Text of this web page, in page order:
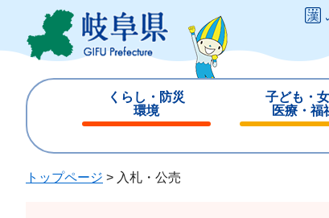
ジ
ュ
くらし・防災
環境
じ
子ども・
医療・福
じ
トップページ > 入札・公売